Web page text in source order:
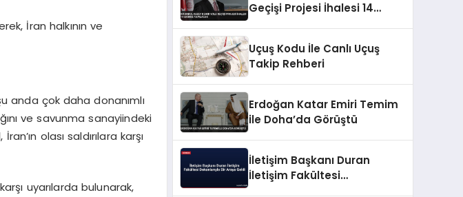
İran halkının ve
anda çok daha donanımlı
ve savunma sanayiindeki
olası saldırılara karşı
uyarılarda bulunarak,
Geçişi Projesi İhalesi 14
Uçuş Kodu İle Canlı Uçuş
Takip Rehberi
Erdoğan Katar Emiri Temim
ile Doha’da Görüştü
İletişim Başkanı Duran
İletişim Fakültesi